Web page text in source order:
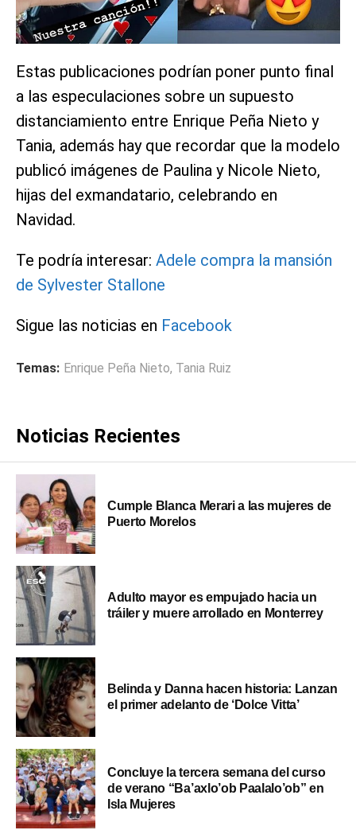
Estas publicaciones podrían poner punto final
a las especulaciones sobre un supuesto
distanciamiento entre Enrique Peña Nieto y
Tania, además hay que recordar que la modelo
publicó imágenes de Paulina y Nicole Nieto,
hijas del exmandatario, celebrando en
Navidad.
Te podría interesar: Adele compra la mansión
de Sylvester Stallone
Sigue las noticias en Facebook
Temas: Enrique Peña Nieto, Tania Ruiz
Noticias Recientes
Cumple Blanca Merari a las mujeres de
Puerto Morelos
Adulto mayor es empujado hacia un
tráiler y muere arrollado en Monterrey
Belinda y Danna hacen historia: Lanzan
el primer adelanto de ‘Dolce Vitta’
Concluye la tercera semana del curso
de verano “Ba’axlo’ob Paalalo’ob” en
Isla Mujeres